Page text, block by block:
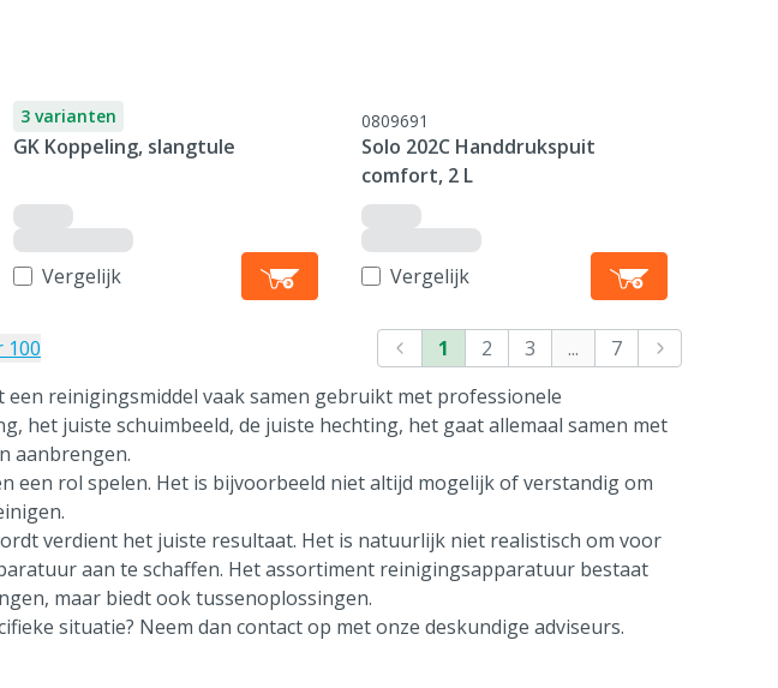
3 varianten
GK Koppeling, slangtule
Vergelijk
0809691
Solo 202C Handdrukspuit
comfort, 2 L
Vergelijk
100 1 2 3 ...
7
reinigingsmiddel vaak samen gebruikt met professionele
het juiste schuimbeeld, de juiste hechting, het gaat allemaal samen met
aanbrengen.
een rol spelen. Het is bijvoorbeeld niet altijd mogelijk of verstandig om
verdient het juiste resultaat. Het is natuurlijk niet realistisch om voor
aan te schaffen. Het assortiment reinigingsapparatuur bestaat
maar biedt ook tussenoplossingen.
situatie? Neem dan contact op met onze deskundige adviseurs.